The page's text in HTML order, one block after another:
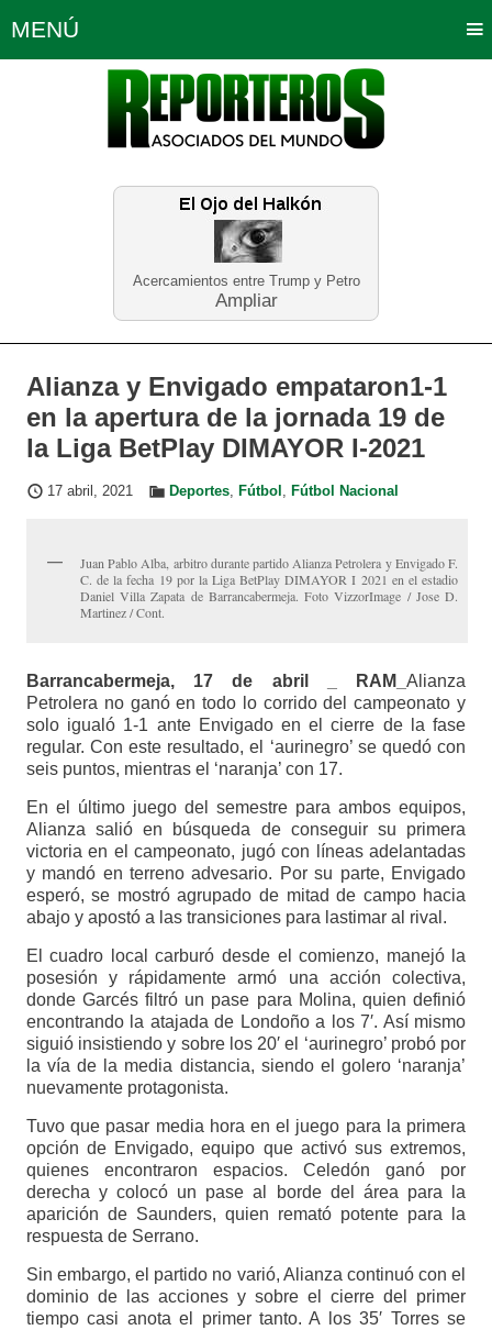
Acercamientos entre Trump y Petro
Ampliar
MENÚ
Política Opinión Bogotá
Planeta Tierra Deportes
Educación Neira
Alianza y Envigado empataron1-1
en la apertura de la jornada 19 de
la Liga BetPlay DIMAYOR I-2021
17 abril, 2021 Deportes, Fútbol , Fútbol Nacional
Juan Pablo Alba, arbitro durante partido Alianza Petrolera y Envigado F.
C. de la fecha 19 por la Liga BetPlay DIMAYOR I 2021 en el estadio
Daniel Villa Zapata de Barrancabermeja. Foto VizzorImage / Jose D.
Martinez / Cont.
Barrancabermeja, 17 de abril _ RAM_Alianza
Petrolera no ganó en todo lo corrido del campeonato y
solo igualó 1-1 ante Envigado en el cierre de la fase
regular. Con este resultado, el ‘aurinegro’ se quedó con
seis puntos, mientras el ‘naranja’ con 17.
En el último juego del semestre para ambos equipos,
Alianza salió en búsqueda de conseguir su primera
victoria en el campeonato, jugó con líneas adelantadas
y mandó en terreno advesario. Por su parte, Envigado
esperó, se mostró agrupado de mitad de campo hacia
abajo y apostó a las transiciones para lastimar al rival.
El cuadro local carburó desde el comienzo, manejó la
posesión y rápidamente armó una acción colectiva,
donde Garcés filtró un pase para Molina, quien definió
encontrando la atajada de Londoño a los 7′. Así mismo
siguió insistiendo y sobre los 20′ el ‘aurinegro’ probó por
la vía de la media distancia, siendo el golero ‘naranja’
nuevamente protagonista.
Tuvo que pasar media hora en el juego para la primera
opción de Envigado, equipo que activó sus extremos,
quienes encontraron espacios. Celedón ganó por
derecha y colocó un pase al borde del área para la
aparición de Saunders, quien remató potente para la
respuesta de Serrano.
Sin embargo, el partido no varió, Alianza continuó con el
dominio de las acciones y sobre el cierre del primer
tiempo casi anota el primer tanto. A los 35′ Torres se